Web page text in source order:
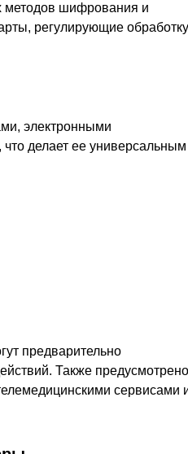
шифрования и
регулирующие обработку
электронными
делает ее универсальным
предварительно
Также предусмотрено
сервисами